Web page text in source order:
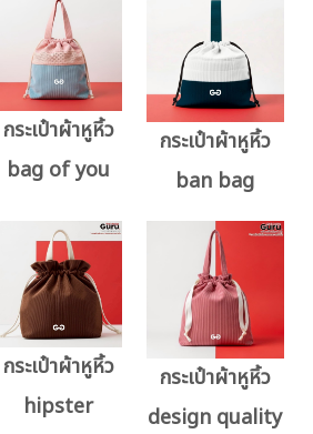
กระเป๋าผ้าหูหิ้ว
bag of you
กระเป๋าผ้าหูหิ้ว
ban bag
กระเป๋าผ้าหูหิ้ว
hipster
กระเป๋าผ้าหูหิ้ว
design quality